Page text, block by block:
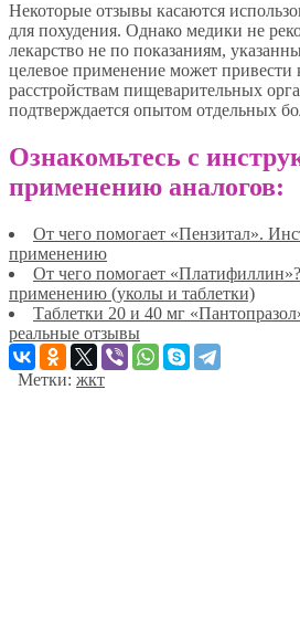
Некоторые отзывы касаются
для похудения. Однако медики не
лекарство не по показаниям,
целевое применение может
расстройствам пищеварительных
подтверждается опытом отдельных
Ознакомьтесь с
применению аналогов:
От чего помогает «Пензитал».
применению
От чего помогает
применению (уколы и таблетки)
Таблетки 20 и 40 мг
реальные отзывы
Метки: жкт